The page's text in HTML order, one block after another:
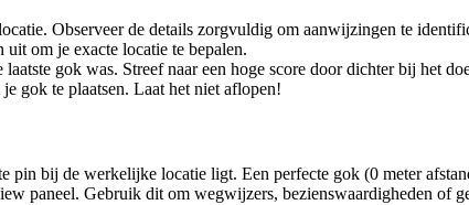
Observeer de details zorgvuldig om aanwijzingen te
om je exacte locatie te bepalen.
gok was. Streef naar een hoge score door dichter bij het
gok te plaatsen. Laat het niet aflopen!
pin bij de werkelijke locatie ligt. Een perfecte gok (0 meter
paneel. Gebruik dit om wegwijzers, bezienswaardigheden of